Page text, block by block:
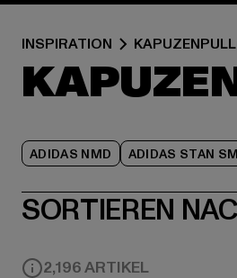
INSPIRATION
ADIDAS NMD ADIDAS STAN
SORTIEREN
2,196 ARTIKEL